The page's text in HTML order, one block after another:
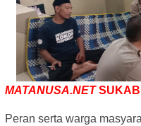
MATANUSA.NET
Peran serta warga